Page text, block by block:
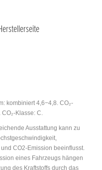
kombiniert 4,6−4,8. CO₂-
Klasse: C.
Ausstattung kann zu
CO2-Emission beeinflusst.
eines Fahrzeugs hängen
des Kraftstoffs durch das